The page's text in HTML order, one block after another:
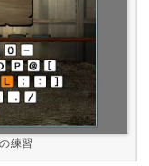
練習